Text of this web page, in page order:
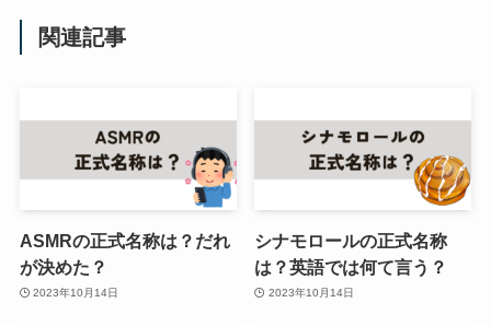
関連記事
ASMRの正式名称は？だれ
が決めた？
2023年10月14日
シナモロールの正式名称
は？英語では何て言う？
2023年10月14日